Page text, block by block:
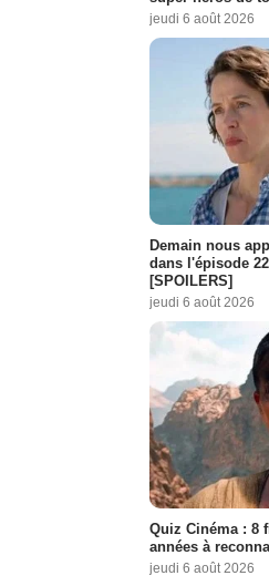
jeudi 6 août 2026
Demain nous
dans l'épisode
[SPOILERS]
jeudi 6 août 2026
Quiz Cinéma : 8
années à
jeudi 6 août 2026